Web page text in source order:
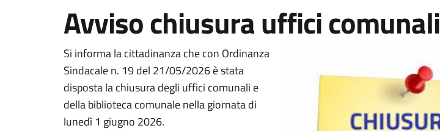
Avviso chiusura uffici comunali
Si informa la cittadinanza che con Ordinanza
Sindacale n. 19 del 21/05/2026 è stata
disposta la chiusura degli uffici comunali e
della biblioteca comunale nella giornata di
lunedì 1 giugno 2026.